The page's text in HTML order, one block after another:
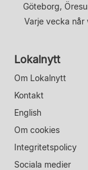
Göteborg,
Varje vecka når
Lokalnytt
Om Lokalnytt
Kontakt
English
Om cookies
Integritetspolicy
Sociala medier